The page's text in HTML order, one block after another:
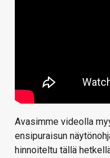
Avasimme videolla
ensipuraisun
hinnoiteltu tällä